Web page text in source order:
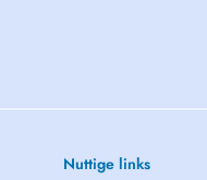
Nuttige links